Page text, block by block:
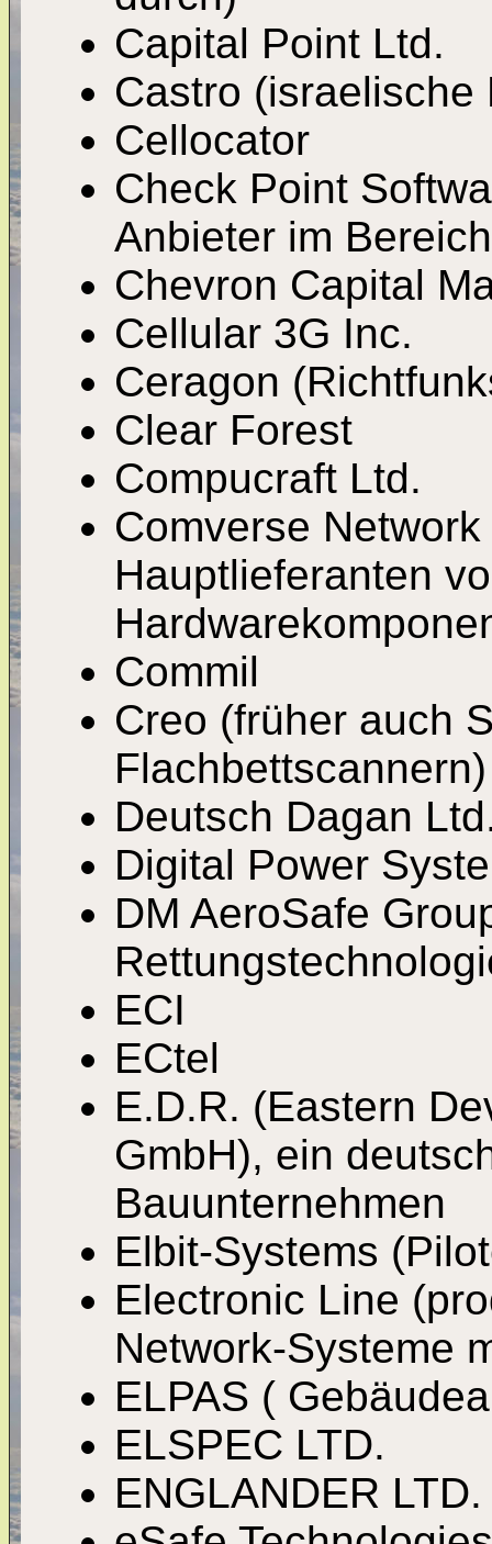
Capital Point Ltd.
Castro (israelische
Cellocator
Check Point
Anbieter im
Chevron Capital
Cellular 3G Inc.
Ceragon
Clear Forest
Compucraft Ltd.
Comverse
Hauptlieferanten
Commil
Creo (früher auch
Flachbettscannern)
Deutsch Dagan
Digital Power
DM AeroSafe
ECI
ECtel
E.D.R. (Eastern
GmbH), ein
Bauunternehmen
Elbit-Systems
Electronic Line
Network-Systeme
ELPAS (
ELSPEC LTD.
ENGLANDER LTD.